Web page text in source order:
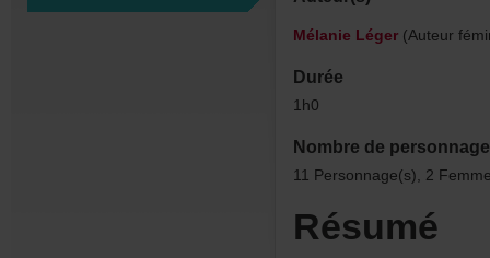
MélanieLéger
Durée
1h0
Résumé